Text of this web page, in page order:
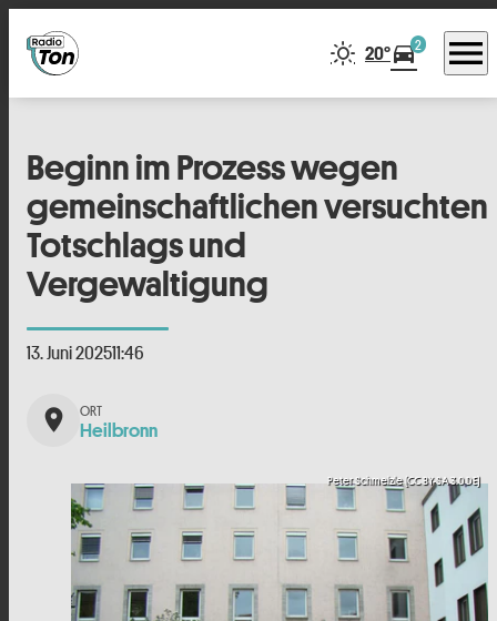
20°directions_car2 menu
Beginn im Prozess wegen
gemeinschaftlichen versuchten
Totschlags und
Vergewaltigung
13. Juni 202511:46
place Heilbronn
Peter Schmelzle (CC BY-SA 3.0 DE)